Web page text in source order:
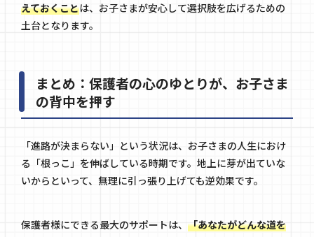
えておくことは、お子さまが安心して選択肢を広げるための
土台となります。
まとめ：保護者の心のゆとりが、お子さま
の背中を押す
「進路が決まらない」という状況は、お子さまの人生におけ
る「根っこ」を伸ばしている時期です。地上に芽が出ていな
いからといって、無理に引っ張り上げても逆効果です。
保護者様にできる最大のサポートは、 「あなたがどんな道を